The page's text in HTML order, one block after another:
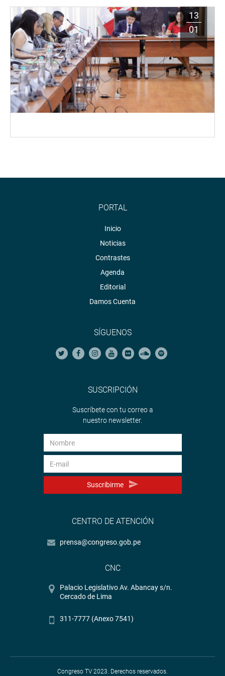
13
01
PORTAL
Inicio
Noticias
Contrastes
Agenda
Editorial
Damos Cuenta
SÍGUENOS
SUSCRIPCIÓN
Suscríbete con tu correo a
nuestro newsletter.
Suscribirme
CENTRO DE ATENCIÓN
prensa@congreso.gob.pe
CNC
Palacio Legislativo Av. Abancay s/n.
Cercado de Lima
311-7777 (Anexo 7541)
Congreso TV 2023. Derechos reservados.